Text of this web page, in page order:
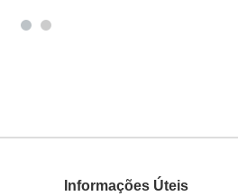
Informações Úteis